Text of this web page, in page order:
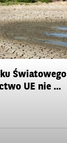
Światowego
UE nie ...